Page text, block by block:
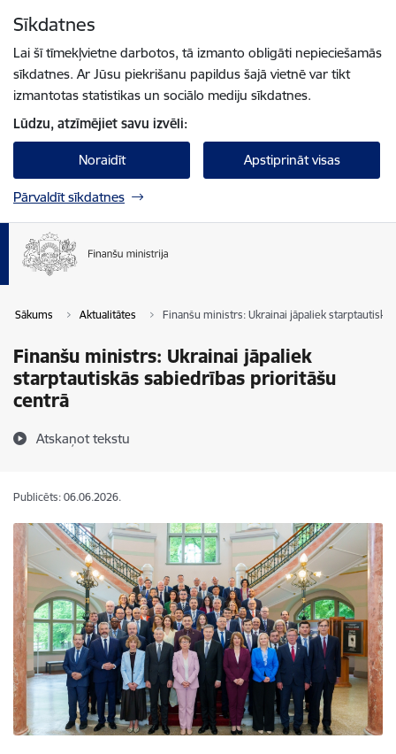
Sīkdatnes
Lai šī tīmekļvietne darbotos, tā izmanto obligāti nepieciešamās
sīkdatnes. Ar Jūsu piekrišanu papildus šajā vietnē var tikt
izmantotas statistikas un sociālo mediju sīkdatnes.
Lūdzu, atzīmējiet savu izvēli:
Noraidīt Apstiprināt visas
Pārvaldīt sīkdatnes
Sākums Aktualitātes Finanšu ministrs: Ukrainai jāpaliek
Finanšu ministrs: Ukrainai jāpaliek
starptautiskās sabiedrības prioritāšu
centrā
Atskaņot tekstu
Publicēts: 06.06.2026.